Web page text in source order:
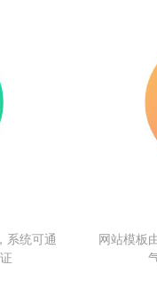
系统可通
网站模板